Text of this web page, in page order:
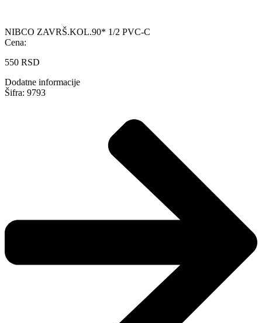
NIBCO ZAVRŠ.KOL.90* 1/2 PVC-C
Cena:
550 RSD
Dodatne informacije
Šifra: 9793